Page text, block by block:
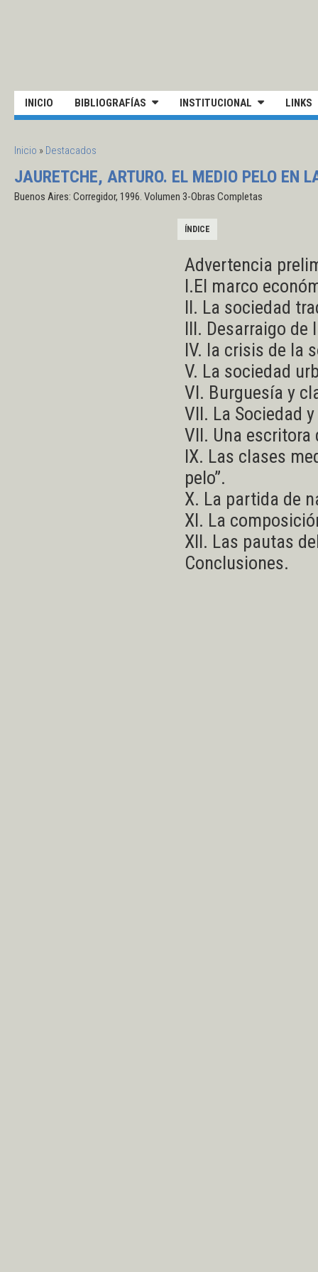
INICIO BIBLIOGRAFÍAS INSTITUCIONAL LINKS
SE ENCUENTRA USTED AQUÍ
Inicio » Destacados
JAURETCHE, ARTURO. EL MEDIO PELO EN
Buenos Aires: Corregidor, 1996. Volumen 3-Obras Completas
ÍNDICE
Advertencia
I.El marco
II. La sociedad
III. Desarraigo de
IV. la crisis de la
V. La sociedad
VI. Burguesía y
VII. La Sociedad
VII. Una escritora
IX. Las clases
pelo”.
X. La partida de
XI. La
XII. Las pautas
Conclusiones.